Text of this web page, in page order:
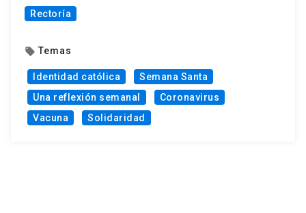
Rectoría
local_offer Temas
Identidad católica
Semana Santa
Una reflexión semanal
Coronavirus
Vacuna
Solidaridad